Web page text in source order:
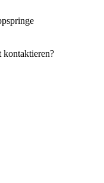
kontaktieren?